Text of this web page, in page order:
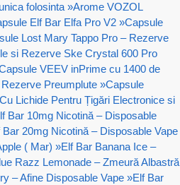
folosinta »Arome VOZOL
Elf Bar Elfa Pro V2 »Capsule
Lost Mary Tappo Pro – Rezerve
si Rezerve Ske Crystal 600 Pro
VEEV inPrime cu 1400 de
Preumplute »Capsule
Lichide Pentru Țigări Electronice si
Bar 10mg Nicotină – Disposable
Bar 20mg Nicotină – Disposable Vape
( Mar) »Elf Bar Banana Ice –
Razz Lemonade – Zmeură Albastră
– Afine Disposable Vape »Elf Bar